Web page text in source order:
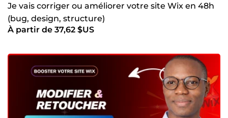
Je vais corriger ou améliorer votre site Wix en 48h
(bug, design, structure)
À partir de 37,62 $US